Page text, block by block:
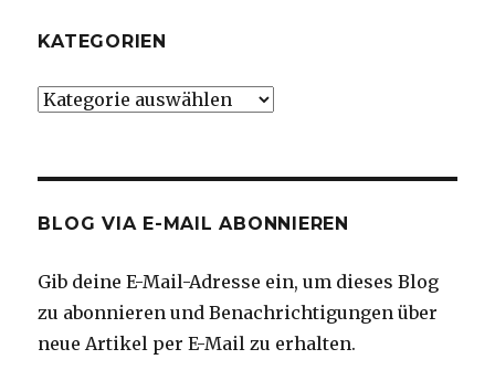
KATEGORIEN
Kategorien
BLOG VIA E-MAIL ABONNIEREN
Gib deine E-Mail-Adresse ein, um dieses Blog
zu abonnieren und Benachrichtigungen über
neue Artikel per E-Mail zu erhalten.